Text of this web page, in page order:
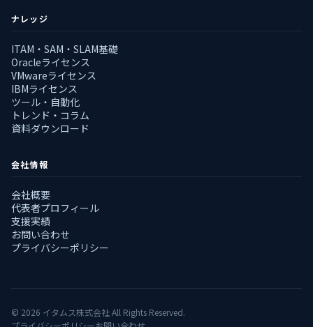
ナレッジ
ITAM・SAM・SLAM基礎
Oracleライセンス
VMwareライセンス
IBMライセンス
ツール・自動化
トレンド・コラム
資料ダウンロード
会社情報
会社概要
代表者プロフィール
支援実績
お問い合わせ
プライバシーポリシー
© 2026 イタムス株式会社 All Rights Reserved.